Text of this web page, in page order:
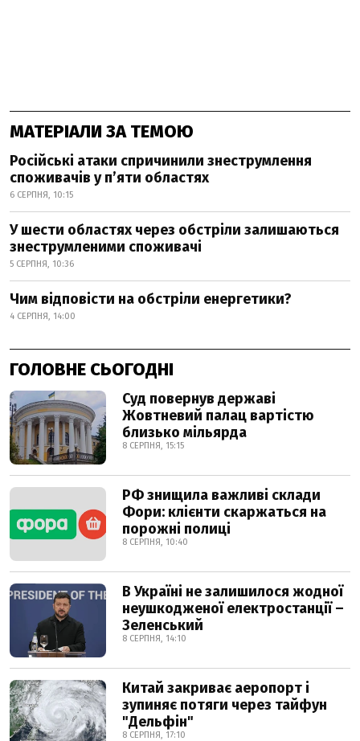
МАТЕРІАЛИ ЗА ТЕМОЮ
Російські атаки спричинили знеструмлення
споживачів у п’яти областях
6 СЕРПНЯ, 10:15
У шести областях через обстріли залишаються
знеструмленими споживачі
5 СЕРПНЯ, 10:36
Чим відповісти на обстріли енергетики?
4 СЕРПНЯ, 14:00
ГОЛОВНЕ СЬОГОДНІ
Суд повернув державі
Жовтневий палац вартістю
близько мільярда
8 СЕРПНЯ, 15:15
РФ знищила важливі склади
Фори: клієнти скаржаться на
порожні полиці
8 СЕРПНЯ, 10:40
В Україні не залишилося жодної
неушкодженої електростанції –
Зеленський
8 СЕРПНЯ, 14:10
Китай закриває аеропорт і
зупиняє потяги через тайфун
"Дельфін"
8 СЕРПНЯ, 17:10